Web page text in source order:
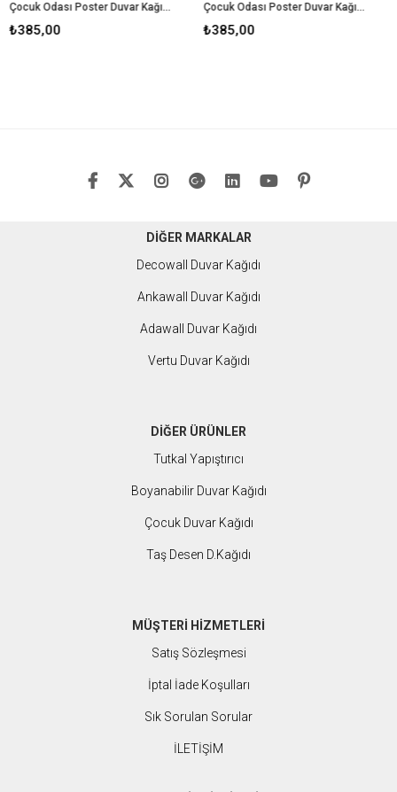
Çocuk Odası Poster Duvar Kağıdı-2 Çocuk Odası Poster Duvar Kağıdı-3
₺385,00
DİĞER MARKALAR
Decowall
Duvar Kağıdı
Ankawall Duvar Kağıdı
Adawall Duvar Kağıdı
Vertu Duvar Kağıdı
DİĞER ÜRÜNLER
Tutkal Yapıştırıcı
Boyanabilir Duvar Kağıdı
Çocuk Duvar Kağıdı
Taş Desen D.Kağıdı
MÜŞTERİ HİZMETLERİ
Satış Sözleşmesi
İptal İade Koşulları
Sık Sorulan Sorular
İLETİŞİM